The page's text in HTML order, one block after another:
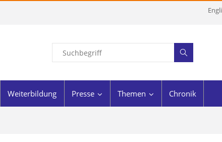
Weiterbildung Presse Themen Chronik